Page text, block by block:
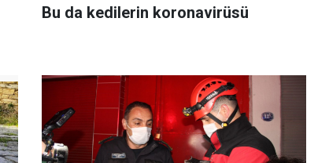
Bu da kedilerin koronavirüsü